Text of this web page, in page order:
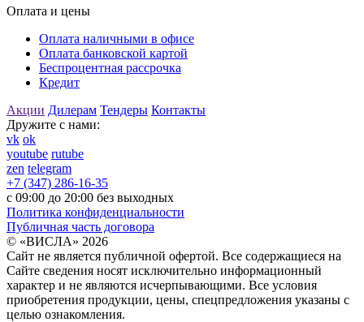
Оплата и цены
Оплата наличными в офисе
Оплата банковской картой
Беспроцентная рассрочка
Кредит
Акции Дилерам Тендеры Контакты
Дружите с нами:
vk ok
youtube rutube
zen telegram
+7 (347) 286-16-35
с 09:00 до 20:00 без выходных
Политика конфиденциальности
Публичная часть договора
© «ВИСЛА» 2026
Сайт не является публичной офертой. Все содержащиеся на
Сайте сведения носят исключительно информационный
характер и не являются исчерпывающими. Все условия
приобретения продукции, цены, спецпредложения указаны с
целью ознакомления.